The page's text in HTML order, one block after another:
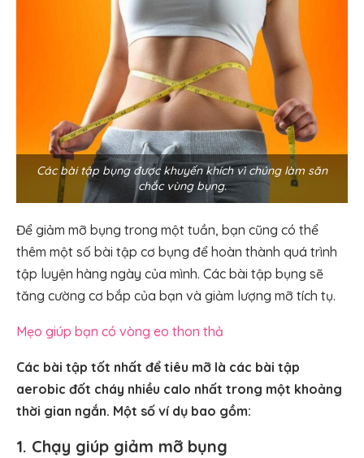
Các bài tập bụng được khuyến khích vì chúng làm săn
chắc vùng bụng.
Để giảm mỡ bụng trong một tuần, bạn cũng có thể
thêm một số bài tập cơ bụng để hoàn thành quá trình
tập luyện hàng ngày của mình. Các bài tập bụng sẽ
tăng cường cơ bắp của bạn và giảm lượng mỡ tích tụ.
Mẹo giúp bạn có vòng eo thon thả
Các bài tập tốt nhất để tiêu mỡ là các bài tập
aerobic đốt cháy nhiều calo nhất trong một khoảng
thời gian ngắn. Một số ví dụ bao gồm:
1. Chạy giúp giảm mỡ bụng